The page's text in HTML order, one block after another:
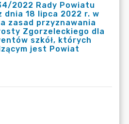
2022 Rady Powiatu
dnia 18 lipca 2022 r. w
zasad przyznawania
Zgorzeleckiego dla
szkół, których
jest Powiat